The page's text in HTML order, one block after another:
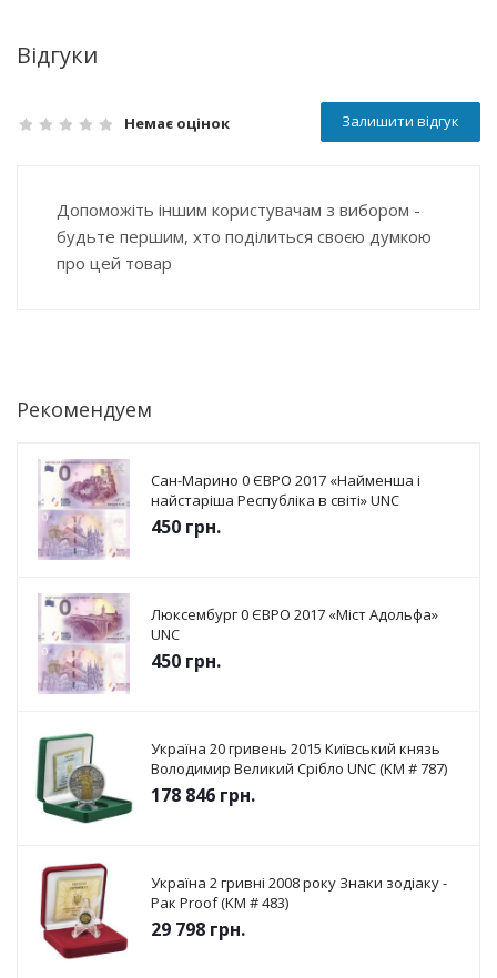
Відгуки
Немає оцінок Залишити відгук
Допоможіть іншим користувачам з вибором -
будьте першим, хто поділиться своєю думкою
про цей товар
Рекомендуем
Сан-Марино 0 ЄВРО 2017 «Найменша і
найстаріша Республіка в світі» UNC
450 грн.
Люксембург 0 ЄВРО 2017 «Міст Адольфа»
UNC
450 грн.
Україна 20 гривень 2015 Київський князь
Володимир Великий Срібло UNC (KM # 787)
178 846 грн.
Україна 2 гривні 2008 року Знаки зодіаку -
Рак Proof (KM # 483)
29 798 грн.